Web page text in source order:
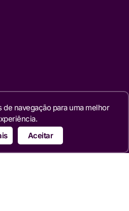
navegação para uma melhor
Aceitar